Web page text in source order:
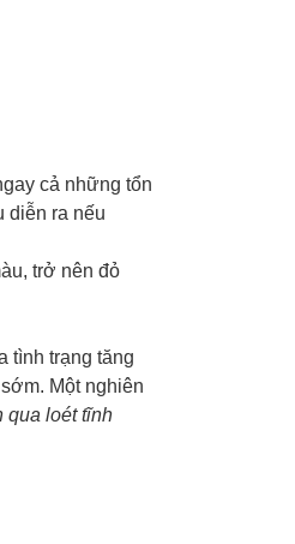
cả những tổn
diễn ra nếu
trở nên đỏ
tình trạng tăng
Một nghiên
qua loét tĩnh